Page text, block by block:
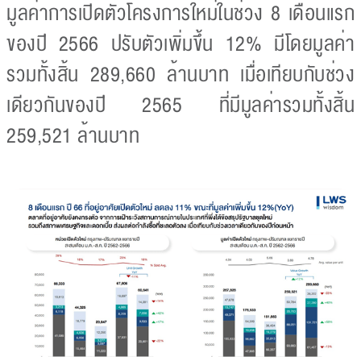
มูลค่าการเปิดตัวโครงการใหม่ในช่วง 8 เดือนแรก
ของปี 2566 ปรับตัวเพิ่มขึ้น 12% มีโดยมูลค่า
รวมทั้งสิ้น 289,660 ล้านบาท เมื่อเทียบกับช่วง
เดียวกันของปี 2565 ที่มีมูลค่ารวมทั้งสิ้น
259,521 ล้านบาท